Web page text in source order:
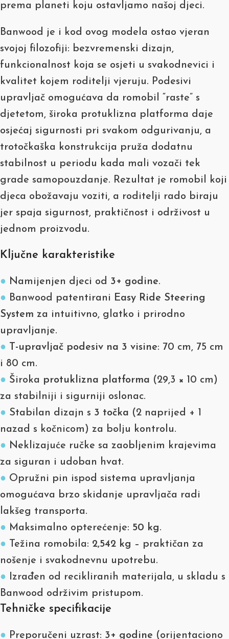
prema planeti koju ostavljamo našoj djeci.
Banwood je i kod ovog modela ostao vjeran
svojoj filozofiji: bezvremenski dizajn,
funkcionalnost koja se osjeti u svakodnevici i
kvalitet kojem roditelji vjeruju. Podesivi
upravljač omogućava da romobil “raste” s
djetetom, široka protuklizna platforma daje
osjećaj sigurnosti pri svakom odgurivanju, a
trotočkaška konstrukcija pruža dodatnu
stabilnost u periodu kada mali vozači tek
grade samopouzdanje. Rezultat je romobil koji
djeca obožavaju voziti, a roditelji rado biraju
jer spaja sigurnost, praktičnost i održivost u
jednom proizvodu.
Ključne karakteristike
● Namijenjen djeci od 3+ godine.
● Banwood patentirani Easy Ride Steering
System za intuitivno, glatko i prirodno
upravljanje.
● T-upravljač podesiv na 3 visine: 70 cm, 75 cm
i 80 cm.
● Široka protuklizna platforma (29,3 × 10 cm)
za stabilniji i sigurniji oslonac.
● Stabilan dizajn s 3 točka (2 naprijed + 1
nazad s kočnicom) za bolju kontrolu.
● Neklizajuće ručke sa zaobljenim krajevima
za siguran i udoban hvat.
● Opružni pin ispod sistema upravljanja
omogućava brzo skidanje upravljača radi
lakšeg transporta.
● Maksimalno opterećenje: 50 kg.
● Težina romobila: 2,542 kg – praktičan za
nošenje i svakodnevnu upotrebu.
● Izrađen od recikliranih materijala, u skladu s
Banwood održivim pristupom.
Tehničke specifikacije
● Preporučeni uzrast: 3+ godine (orijentaciono